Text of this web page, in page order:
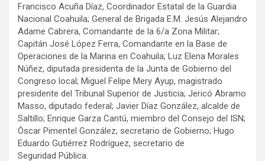
Francisco Acuña Díaz, Coordinador Estatal de la Guardia
Nacional Coahuila; General de Brigada E.M. Jesús Alejandro
Adame Cabrera, Comandante de la 6/a Zona Militar;
Capitán José López Ferra, Comandante en la Base de
Operaciones de la Marina en Coahuila; Luz Elena Morales
Núñez, diputada presidenta de la Junta de Gobierno del
Congreso local; Miguel Felipe Mery Ayup, magistrado
presidente del Tribunal Superior de Justicia; Jericó Abramo
Masso, diputado federal; Javier Díaz González, alcalde de
Saltillo; Enrique Garza Cantú, miembro del Consejo del ISN;
Óscar Pimentel González, secretario de Gobierno; Hugo
Eduardo Gutiérrez Rodríguez, secretario de
Seguridad Pública.